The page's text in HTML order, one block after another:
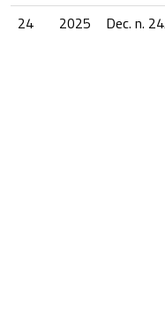
24
2025 Dec. n.